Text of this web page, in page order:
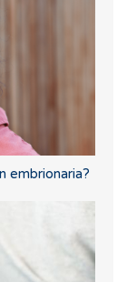
embrionaria?